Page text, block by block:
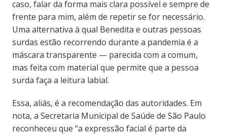
caso, falar da forma mais clara possível e sempre de
frente para mim, além de repetir se for necessário.
Uma alternativa à qual Benedita e outras pessoas
surdas estão recorrendo durante a pandemia é a
máscara transparente — parecida com a comum,
mas feita com material que permite que a pessoa
surda faça a leitura labial.
Essa, aliás, é a recomendação das autoridades. Em
nota, a Secretaria Municipal de Saúde de São Paulo
reconheceu que “a expressão facial é parte da